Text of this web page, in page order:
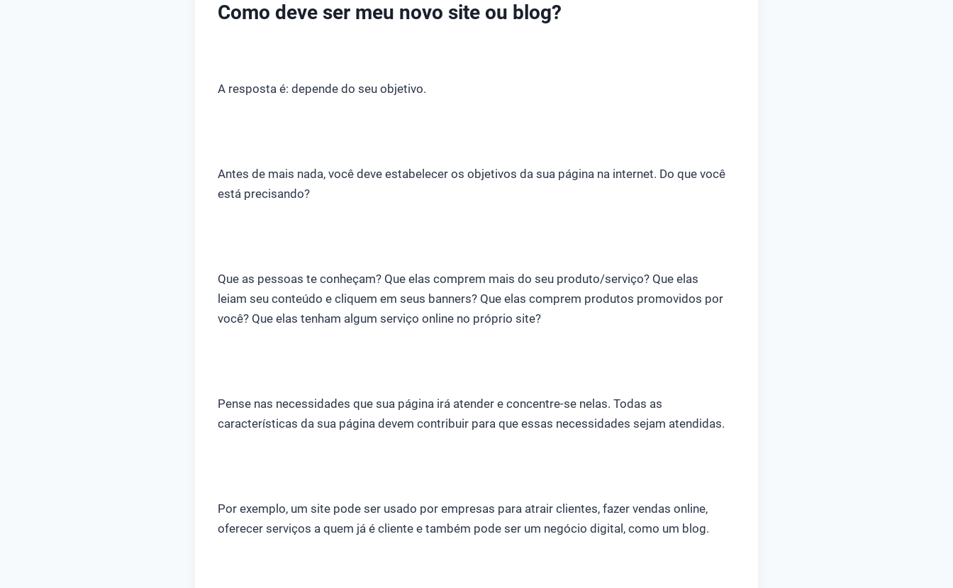
Como deve ser meu novo site ou blog?
A resposta é: depende do seu objetivo.
Antes de mais nada, você deve estabelecer os objetivos da sua página na internet. Do que você
está precisando?
Que as pessoas te conheçam? Que elas comprem mais do seu produto/serviço? Que elas
leiam seu conteúdo e cliquem em seus banners? Que elas comprem produtos promovidos por
você? Que elas tenham algum serviço online no próprio site?
Pense nas necessidades que sua página irá atender e concentre-se nelas. Todas as
características da sua página devem contribuir para que essas necessidades sejam atendidas.
Por exemplo, um site pode ser usado por empresas para atrair clientes, fazer vendas online,
oferecer serviços a quem já é cliente e também pode ser um negócio digital, como um blog.